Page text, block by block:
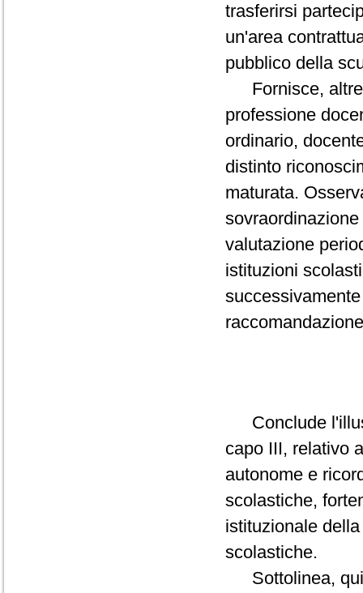
trasferirsi
un'area
pubblico della
Fornisce,
professione
ordinario,
distinto
maturata.
valutazione
istituzioni
Conclude
capo III, relativo
autonome e
scolastiche,
istituzionale
scolastiche.
Sottolinea,